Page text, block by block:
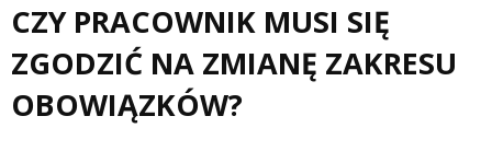
CZY PRACOWNIK MUSI SIĘ
ZGODZIĆ NA ZMIANĘ ZAKRESU
OBOWIĄZKÓW?